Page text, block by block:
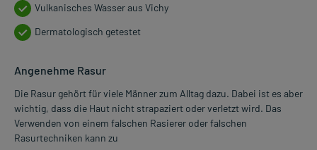
Vulkanisches Wasser aus Vichy
Dermatologisch getestet
Angenehme Rasur
Die Rasur gehört für viele Männer zum Alltag dazu. Dabei ist es aber
wichtig, dass die Haut nicht strapaziert oder verletzt wird. Das
Verwenden von einem falschen Rasierer oder falschen
Rasurtechniken kann zu